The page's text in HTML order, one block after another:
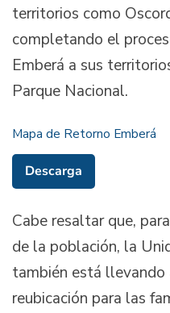
territorios como
completando el
Emberá a sus
Parque Nacional.
Mapa de Retorno Emberá
Descarga
Cabe resaltar que,
de la población, la
también está llevando
reubicación para las